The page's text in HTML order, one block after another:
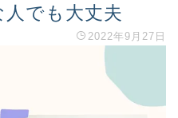
でも大丈夫
2022年9月27日